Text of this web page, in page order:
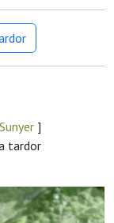
]
tardor